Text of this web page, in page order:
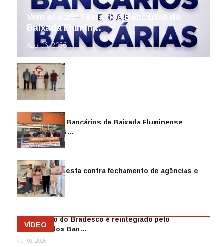
Vem aí a 25ª Festa dos Bancários da
Baixada Flumin…
Ago 06, 2026
Sindicato dos Bancários da Baixada Fluminense
reintegra mais…
Jul 14, 2026
Sindicato protesta contra fechamento de agências e
as demiss…
Mai 13, 2026
Funcionário do Bradesco é reintegrado pelo
Sindicato dos Ban…
Abr 08, 2026
VÍDEO